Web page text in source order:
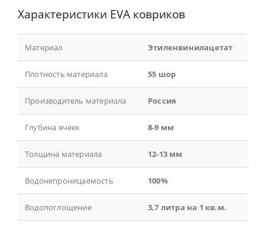
Характеристики EVA ковриков
Материал Этиленвинилацетат
Плотность материала 55 шор
Производитель материала Россия
Глубина ячеек 8-9 мм
Толщина материала 12-13 мм
Водонепроницаемость 100%
Водопоглощение 3,7 литра на 1 кв.м.